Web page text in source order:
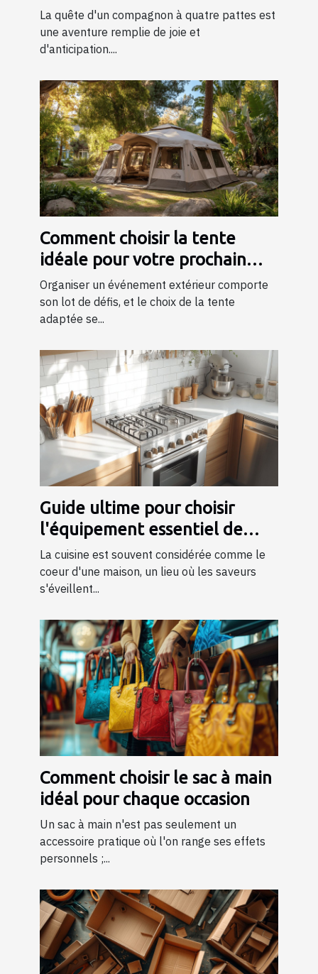
bergers
La quête d'un compagnon à quatre pattes est
une aventure remplie de joie et
d'anticipation....
Comment choisir la tente
idéale pour votre prochain
événement ?
Organiser un événement extérieur comporte
son lot de défis, et le choix de la tente
adaptée se...
Guide ultime pour choisir
l'équipement essentiel de
cuisine
La cuisine est souvent considérée comme le
coeur d'une maison, un lieu où les saveurs
s'éveillent...
Comment choisir le sac à main
idéal pour chaque occasion
Un sac à main n'est pas seulement un
accessoire pratique où l'on range ses effets
personnels ;...